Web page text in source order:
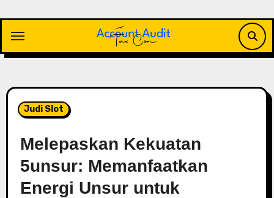
content
Judi Slot
Melepaskan Kekuatan
5unsur: Memanfaatkan
Energi Unsur untuk